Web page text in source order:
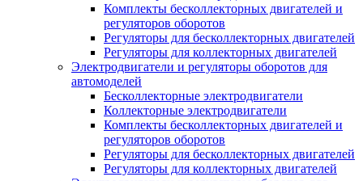
Комплекты бесколлекторных двигателей и
регуляторов оборотов
Регуляторы для бесколлекторных двигателей
Регуляторы для коллекторных двигателей
Электродвигатели и регуляторы оборотов для
автомоделей
Бесколлекторные электродвигатели
Коллекторные электродвигатели
Комплекты бесколлекторных двигателей и
регуляторов оборотов
Регуляторы для бесколлекторных двигателей
Регуляторы для коллекторных двигателей